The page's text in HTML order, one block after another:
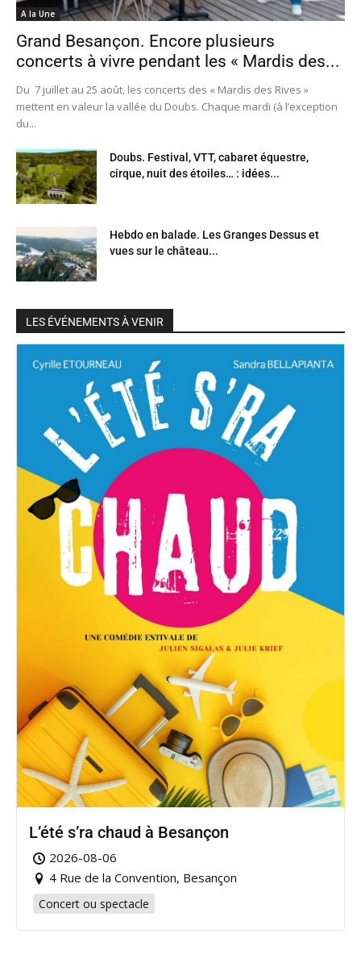
A la Une
Grand Besançon. Encore plusieurs
concerts à vivre pendant les « Mardis des...
Du 7 juillet au 25 août, les concerts des « Mardis des Rives »
mettent en valeur la vallée du Doubs. Chaque mardi (à l’exception
du...
Doubs. Festival, VTT, cabaret équestre,
cirque, nuit des étoiles… : idées...
Hebdo en balade. Les Granges Dessus et
vues sur le château...
LES ÉVÉNEMENTS À VENIR
L’été s’ra chaud à Besançon
2026-08-06
4 Rue de la Convention, Besançon
Concert ou spectacle